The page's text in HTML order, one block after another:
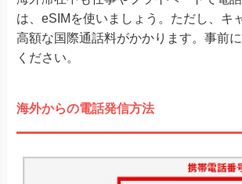
は、eSIMを使いましょう。ただし、キ
高額な国際通話料がかかります。事前
ください。
海外からの電話発信方法